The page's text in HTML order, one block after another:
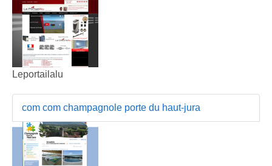
Leportailalu
com com champagnole porte du haut-jura